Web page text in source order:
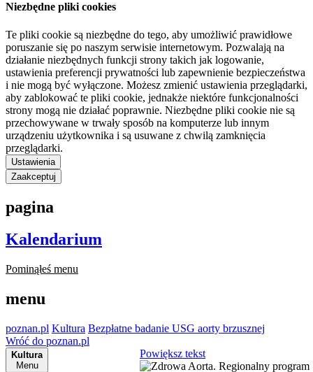
Niezbędne pliki cookies
Te pliki cookie są niezbędne do tego, aby umożliwić prawidłowe
poruszanie się po naszym serwisie internetowym. Pozwalają na
działanie niezbędnych funkcji strony takich jak logowanie,
ustawienia preferencji prywatności lub zapewnienie bezpieczeństwa
i nie mogą być wyłączone. Możesz zmienić ustawienia przeglądarki,
aby zablokować te pliki cookie, jednakże niektóre funkcjonalności
strony mogą nie działać poprawnie. Niezbędne pliki cookie nie są
przechowywane w trwały sposób na komputerze lub innym
urządzeniu użytkownika i są usuwane z chwilą zamknięcia
przeglądarki.
Ustawienia
Zaakceptuj
pagina
Kalendarium
Pominąłeś menu
menu
poznan.pl Kultura Bezpłatne badanie USG aorty brzusznej
Wróć do poznan.pl
Kultura
Menu
Powiększ tekst